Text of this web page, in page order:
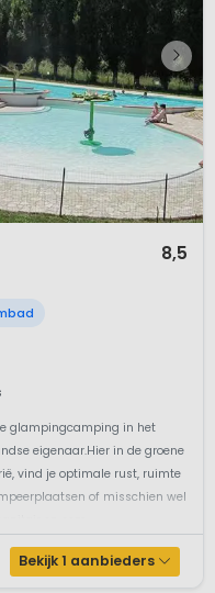
8,5
glampingcamping in het
eigenaar.Hier in de groene
vind je optimale rust, ruimte
of misschien wel
Bekijk 1 aanbieders